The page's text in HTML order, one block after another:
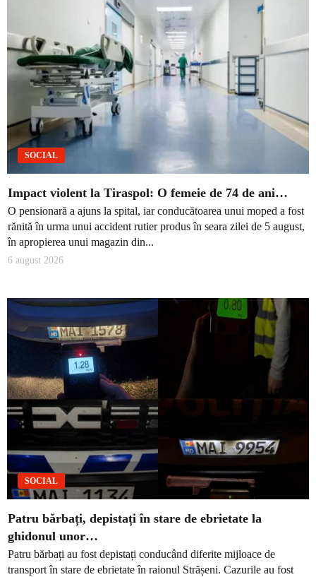
SOCIAL
Impact violent la Tiraspol: O femeie de 74 de ani…
O pensionară a ajuns la spital, iar conducătoarea unui moped a fost
rănită în urma unui accident rutier produs în seara zilei de 5 august,
în apropierea unui magazin din...
6 august 2026
SOCIAL
Patru bărbați, depistați în stare de ebrietate la
ghidonul unor…
Patru bărbați au fost depistați conducând diferite mijloace de
transport în stare de ebrietate în raionul Strășeni. Cazurile au fost